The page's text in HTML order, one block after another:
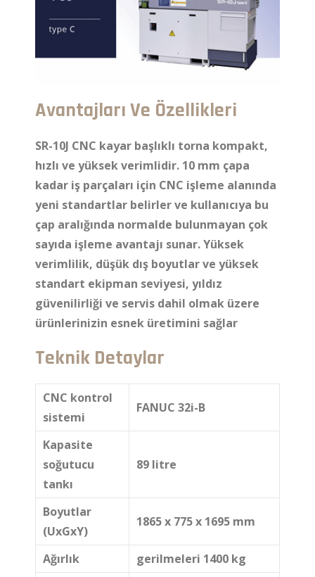
Avantajları Ve Özellikleri
SR-10J CNC kayar başlıklı torna kompakt,
hızlı ve yüksek verimlidir. 10 mm çapa
kadar iş parçaları için CNC işleme alanında
yeni standartlar belirler ve kullanıcıya bu
çap aralığında normalde bulunmayan çok
sayıda işleme avantajı sunar.Yüksek
verimlilik, düşük dış boyutlar ve yüksek
standart ekipman seviyesi, yıldız
güvenilirliği ve servis dahil olmak üzere
ürünlerinizin esnek üretimini sağlar
Teknik Detaylar
CNC kontrol
sistemi
FANUC 32i-B
Kapasite
soğutucu
tankı
89 litre
Boyutlar
(UxGxY)
1865 x 775 x 1695 mm
Ağırlık
gerilmeleri 1400 kg